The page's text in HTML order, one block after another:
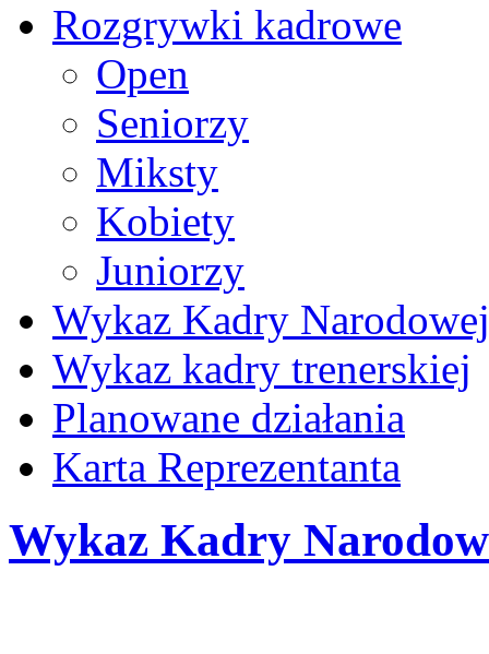
Rozgrywki kadrowe
Open
Seniorzy
Miksty
Kobiety
Juniorzy
Wykaz Kadry Narodowej
Wykaz kadry trenerskiej
Planowane działania
Karta Reprezentanta
Wykaz Kadry